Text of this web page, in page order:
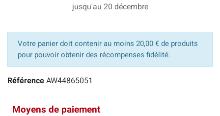
jusqu'au 20 décembre
Votre panier doit contenir au moins 20,00 € de produits
pour pouvoir obtenir des récompenses fidélité.
Référence AW44865051
Moyens de paiement